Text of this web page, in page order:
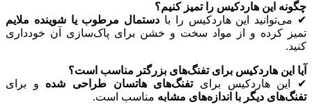
چگونه این هاردکیس را تمیز کنیم؟
✔ می‌توانید این هاردکیس را با دستمال مرطوب یا شوینده ملایم
تمیز کرده و از مواد سخت و خشن برای پاک‌سازی آن خودداری
کنید.
آیا این هاردکیس برای تفنگ‌های بزرگتر مناسب است؟
✔ این هاردکیس برایتفنگ‌های هاتسان طراحی شده و برای
تفنگ‌های دیگر با اندازه‌های مشابه مناسب است.